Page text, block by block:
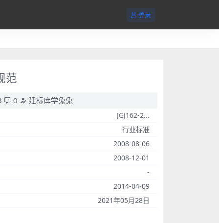
登录
范
0 建标库学兔兔
JGJ162-2...
行业标准
2008-08-06
2008-12-01
-
2014-04-09
2021年05月28日